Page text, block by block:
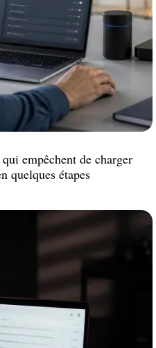
empêchent de charger
quelques étapes